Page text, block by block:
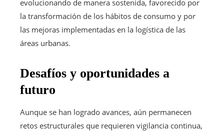
evolucionando de manera sostenida, favorecido por
la transformación de los hábitos de consumo y por
las mejoras implementadas en la logística de las
áreas urbanas.
Desafíos y oportunidades a
futuro
Aunque se han logrado avances, aún permanecen
retos estructurales que requieren vigilancia continua,